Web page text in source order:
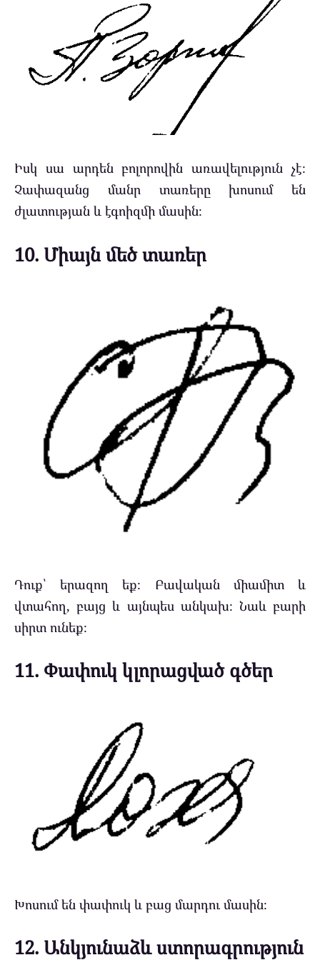
Իսկ սա արդեն բոլորովին առավելություն չէ։
Չափազանց մանր տառերը խոսում են
ժլատության և էգոիզմի մասին։
10. Միայն մեծ տառեր
Դուք՝ երազող եք։ Բավական միամիտ և
վտահող, բայց և այնպես անկախ։ Նաև բարի
սիրտ ունեք։
11. Փափուկ կլորացված գծեր
Խոսում են փափուկ և բաց մարդու մասին։
12. Անկյունաձև ստորագրություն